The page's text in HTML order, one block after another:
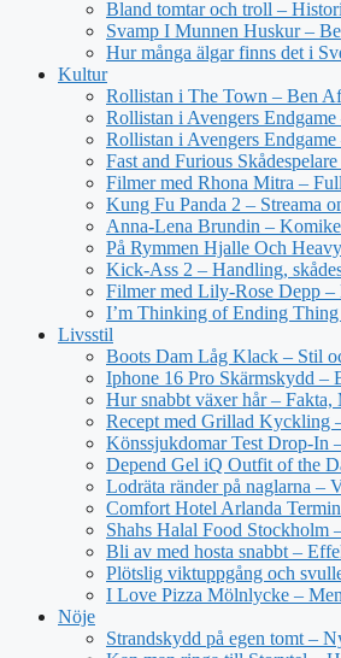
Bland tomtar och troll –
Svamp I Munnen Huskur –
Hur många älgar finns det i
Kultur
Rollistan i The Town – Ben
Rollistan i Avengers
Rollistan i Avengers
Fast and Furious
Filmer med Rhona Mitra –
Kung Fu Panda 2 – Streama
Anna-Lena Brundin –
På Rymmen Hjalle Och
Kick-Ass 2 – Handling,
Filmer med Lily-Rose Depp
I’m Thinking of Ending
Livsstil
Boots Dam Låg Klack – Stil
Iphone 16 Pro Skärmskydd –
Hur snabbt växer hår – Fakta,
Recept med Grillad Kyckling
Könssjukdomar Test Drop-In
Depend Gel iQ Outfit of the
Lodräta ränder på naglarna –
Comfort Hotel Arlanda
Shahs Halal Food Stockholm
Bli av med hosta snabbt –
Plötslig viktuppgång och
I Love Pizza Mölnlycke –
Nöje
Strandskydd på egen tomt –